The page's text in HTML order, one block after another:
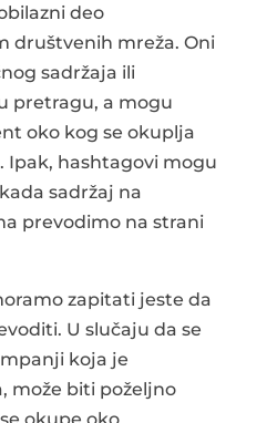
deo
društvenih mreža. Oni
sadržaja ili
pretragu, a mogu
oko kog se okuplja
Ipak, hashtagovi mogu
sadržaj na
prevodimo na strani
zapitati jeste da
U slučaju da se
koja je
može biti poželjno
okupe oko